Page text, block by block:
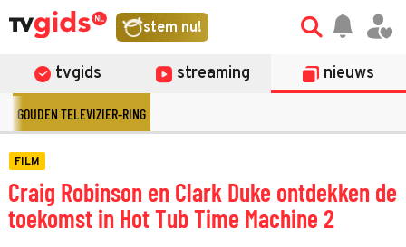
stem nu!
tvgids streaming nieuws
GOUDEN TELEVIZIER-RING
FILM
Craig Robinson en Clark Duke ontdekken de
toekomst in Hot Tub Time Machine 2